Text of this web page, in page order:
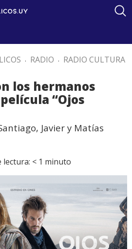
. RADIO . RADIO CULTURA
los hermanos
“Ojos
Javier y Matías
lectura: < 1 minuto